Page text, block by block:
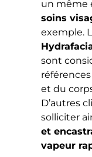
un même
soins
exemple.
sont
et du
D’autres
solliciter
et
vapeur